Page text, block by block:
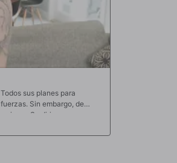
sus planes para
Sin embargo, de
Se dirige a su casa
sus tonterías, pero pronto
Y eso hace. Ella recibe la